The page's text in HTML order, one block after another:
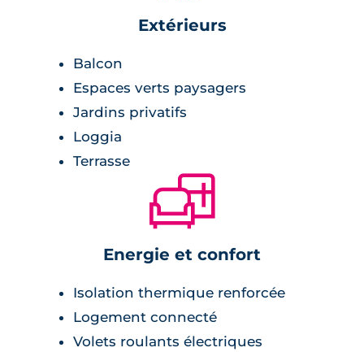
Extérieurs
Balcon
Espaces verts paysagers
Jardins privatifs
Loggia
Terrasse
🛋
Energie et confort
Isolation thermique renforcée
Logement connecté
Volets roulants électriques